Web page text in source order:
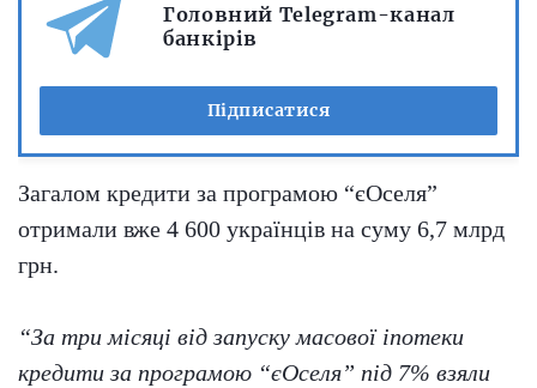
Головний Telegram-канал
банкірів
Підписатися
Загалом кредити за програмою “єОселя”
отримали вже 4 600 українців на суму 6,7 млрд
грн.
“За три місяці від запуску масової іпотеки
кредити за програмою “єОселя” під 7% взяли